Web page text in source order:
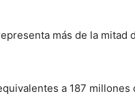
más de la mitad
a 187 millones